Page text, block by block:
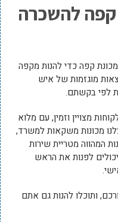
קפה להשכרה
קפה כדי להנות מקפה
מוגזמות של איש
לפי בקשתם.
מצויין וזמין, עם מלוא
מכונות משקאות למשרד,
המהווה מטריית שירות
לפנות את הראש
ותוכלו להנות גם אתם